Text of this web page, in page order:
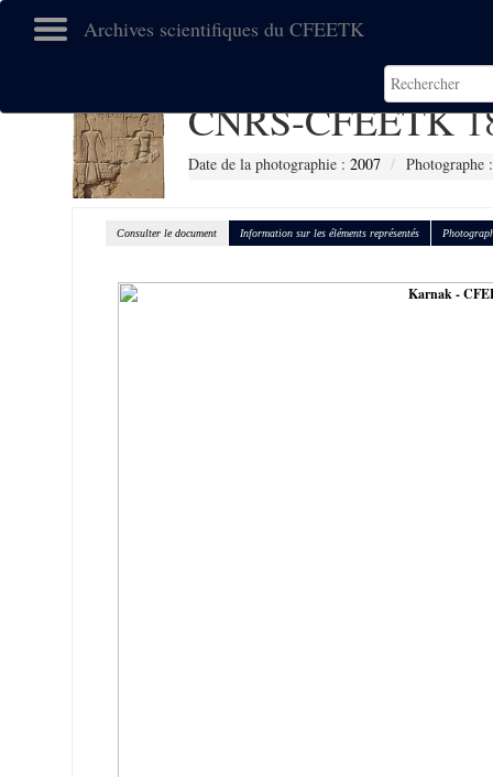
Archives scientifiques du CFEETK
CNRS-CFEETK
Date de la photographie : 2007 Photographe
Consulter le document Information sur les éléments représentés